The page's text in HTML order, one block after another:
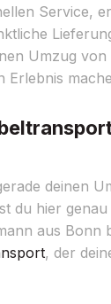
Service,
Umzug
Erlebnis
deinen
du hier genau
aus Bonn
, der